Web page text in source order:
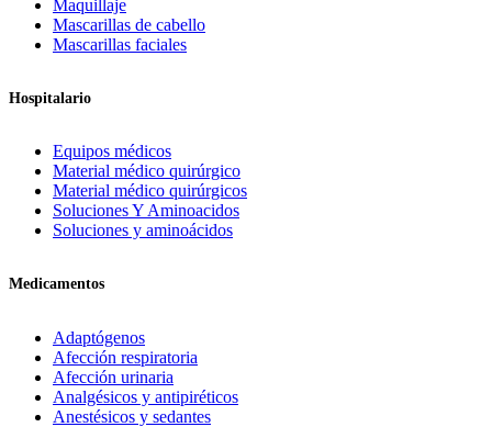
Maquillaje
Mascarillas de cabello
Mascarillas faciales
Hospitalario
Equipos médicos
Material médico quirúrgico
Material médico quirúrgicos
Soluciones Y Aminoacidos
Soluciones y aminoácidos
Medicamentos
Adaptógenos
Afección respiratoria
Afección urinaria
Analgésicos y antipiréticos
Anestésicos y sedantes